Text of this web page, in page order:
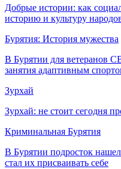
Добрые истории: как
историю и культуру
Бурятия: История мужества
В Бурятии для ветеранов
занятия адаптивным
Зурхай
Зурхай: не стоит сегодня
Криминальная Бурятия
В Бурятии подросток
стал их присваивать себе